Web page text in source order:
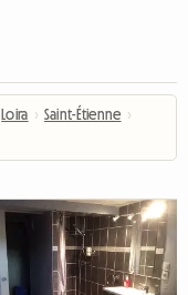
Loira › Saint-Étienne ›